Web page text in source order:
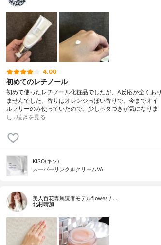
4.00
初めてのレチノール
初めて使ったレチノール化粧品でしたが、A反応が全くあり
ませんでした。香りはオレンジっぽい香りで、今までオイ
ルフリーのみ使っていたので、少しベタつきが気になりま
し…続きを見る
KISO(キソ)
スーパーリンクルクリームVA
美人百花専属読者モデルflowes / …
北村晴加